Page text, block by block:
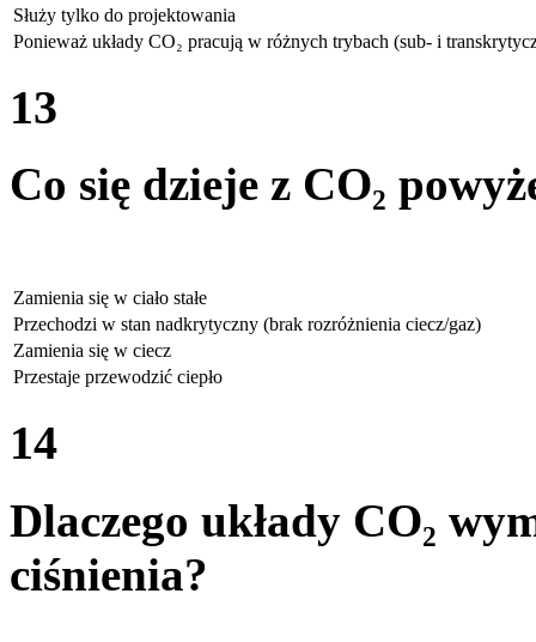
Służy tylko do projektowania
Ponieważ układy CO₂ pracują w różnych trybach (sub- i
13
Co się dzieje z CO₂
Zamienia się w ciało stałe
Przechodzi w stan nadkrytyczny (brak rozróżnienia ciecz/gaz)
Zamienia się w ciecz
Przestaje przewodzić ciepło
14
Dlaczego układy CO₂
ciśnienia?